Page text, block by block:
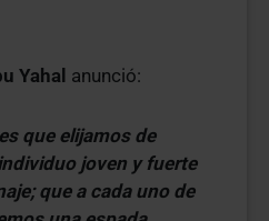
Yahal anunció:
que elijamos de
joven y fuerte
que a cada uno de